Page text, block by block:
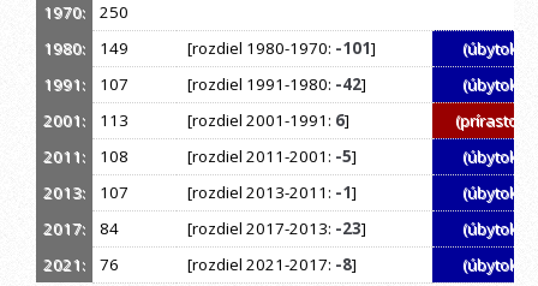
1970:
250
1980:
149 [rozdiel 1980-1970: -101]
(úbytok)
1991:
107 [rozdiel 1991-1980: -42]
(úbytok)
2001:
113 [rozdiel 2001-1991: 6]
(prírastok)
2011:
108 [rozdiel 2011-2001: -5]
(úbytok)
2013:
107 [rozdiel 2013-2011: -1]
(úbytok)
2017:
84 [rozdiel 2017-2013: -23]
(úbytok)
2021:
76 [rozdiel 2021-2017: -8] (úbytok)